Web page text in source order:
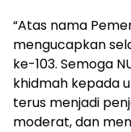
“Atas nama
mengucapkan
ke-103. Semoga
khidmah kepada
terus menjadi
moderat, dan